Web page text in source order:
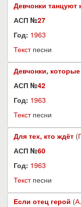
Девчонки танцуют
АСП №27
Год: 1963
Текстпесни
Девчонки,
АСП №42
Год: 1963
Текстпесни
Для тех, кто ждёт (
АСП №60
Год: 1963
Текстпесни
Если отец герой (